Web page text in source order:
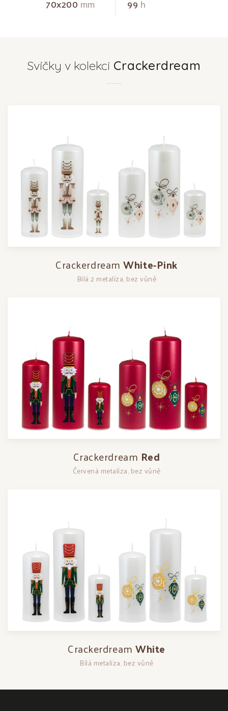
70x200 mm 99 h
Svíčky v kolekci Crackerdream
CrackerdreamWhite-Pink
Bílá 2 metalíza, bez vůně
Crackerdream Red
Červená metalíza, bez vůně
CrackerdreamWhite
Bílá metalíza, bez vůně